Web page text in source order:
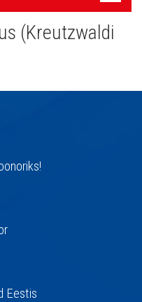
(Kreutzwaldi
Eestis